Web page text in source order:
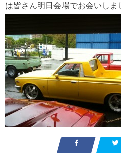
は皆さん明日会場でお会いしま